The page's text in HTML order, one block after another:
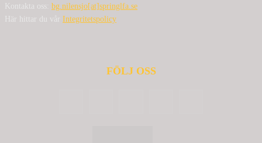
Kontakta oss: bg.nilensjo[at]springlfa.se
Här hittar du vår Integritetspolicy
FÖLJ OSS